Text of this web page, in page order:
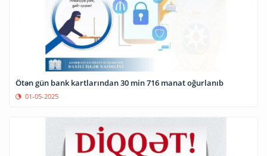
Ötən gün bank kartlarından 30 min 716 manat oğurlanıb
01-05-2025